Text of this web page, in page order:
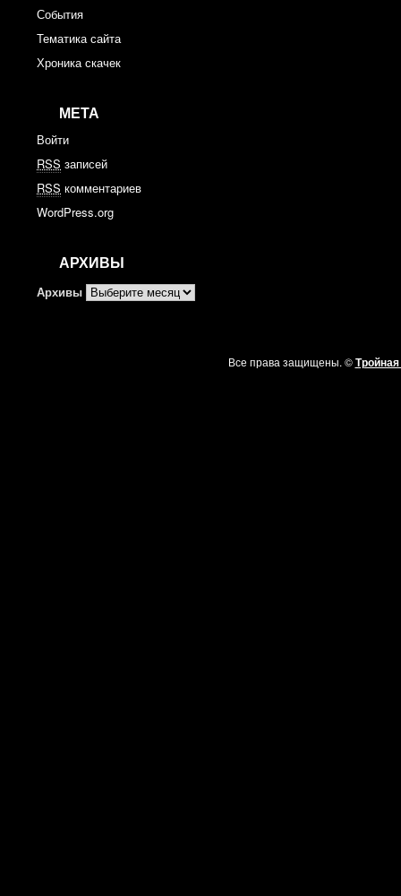
События
Тематика сайта
Хроника скачек
МЕТА
Войти
RSS записей
RSS комментариев
WordPress.org
АРХИВЫ
Архивы
Все права защищены. ©